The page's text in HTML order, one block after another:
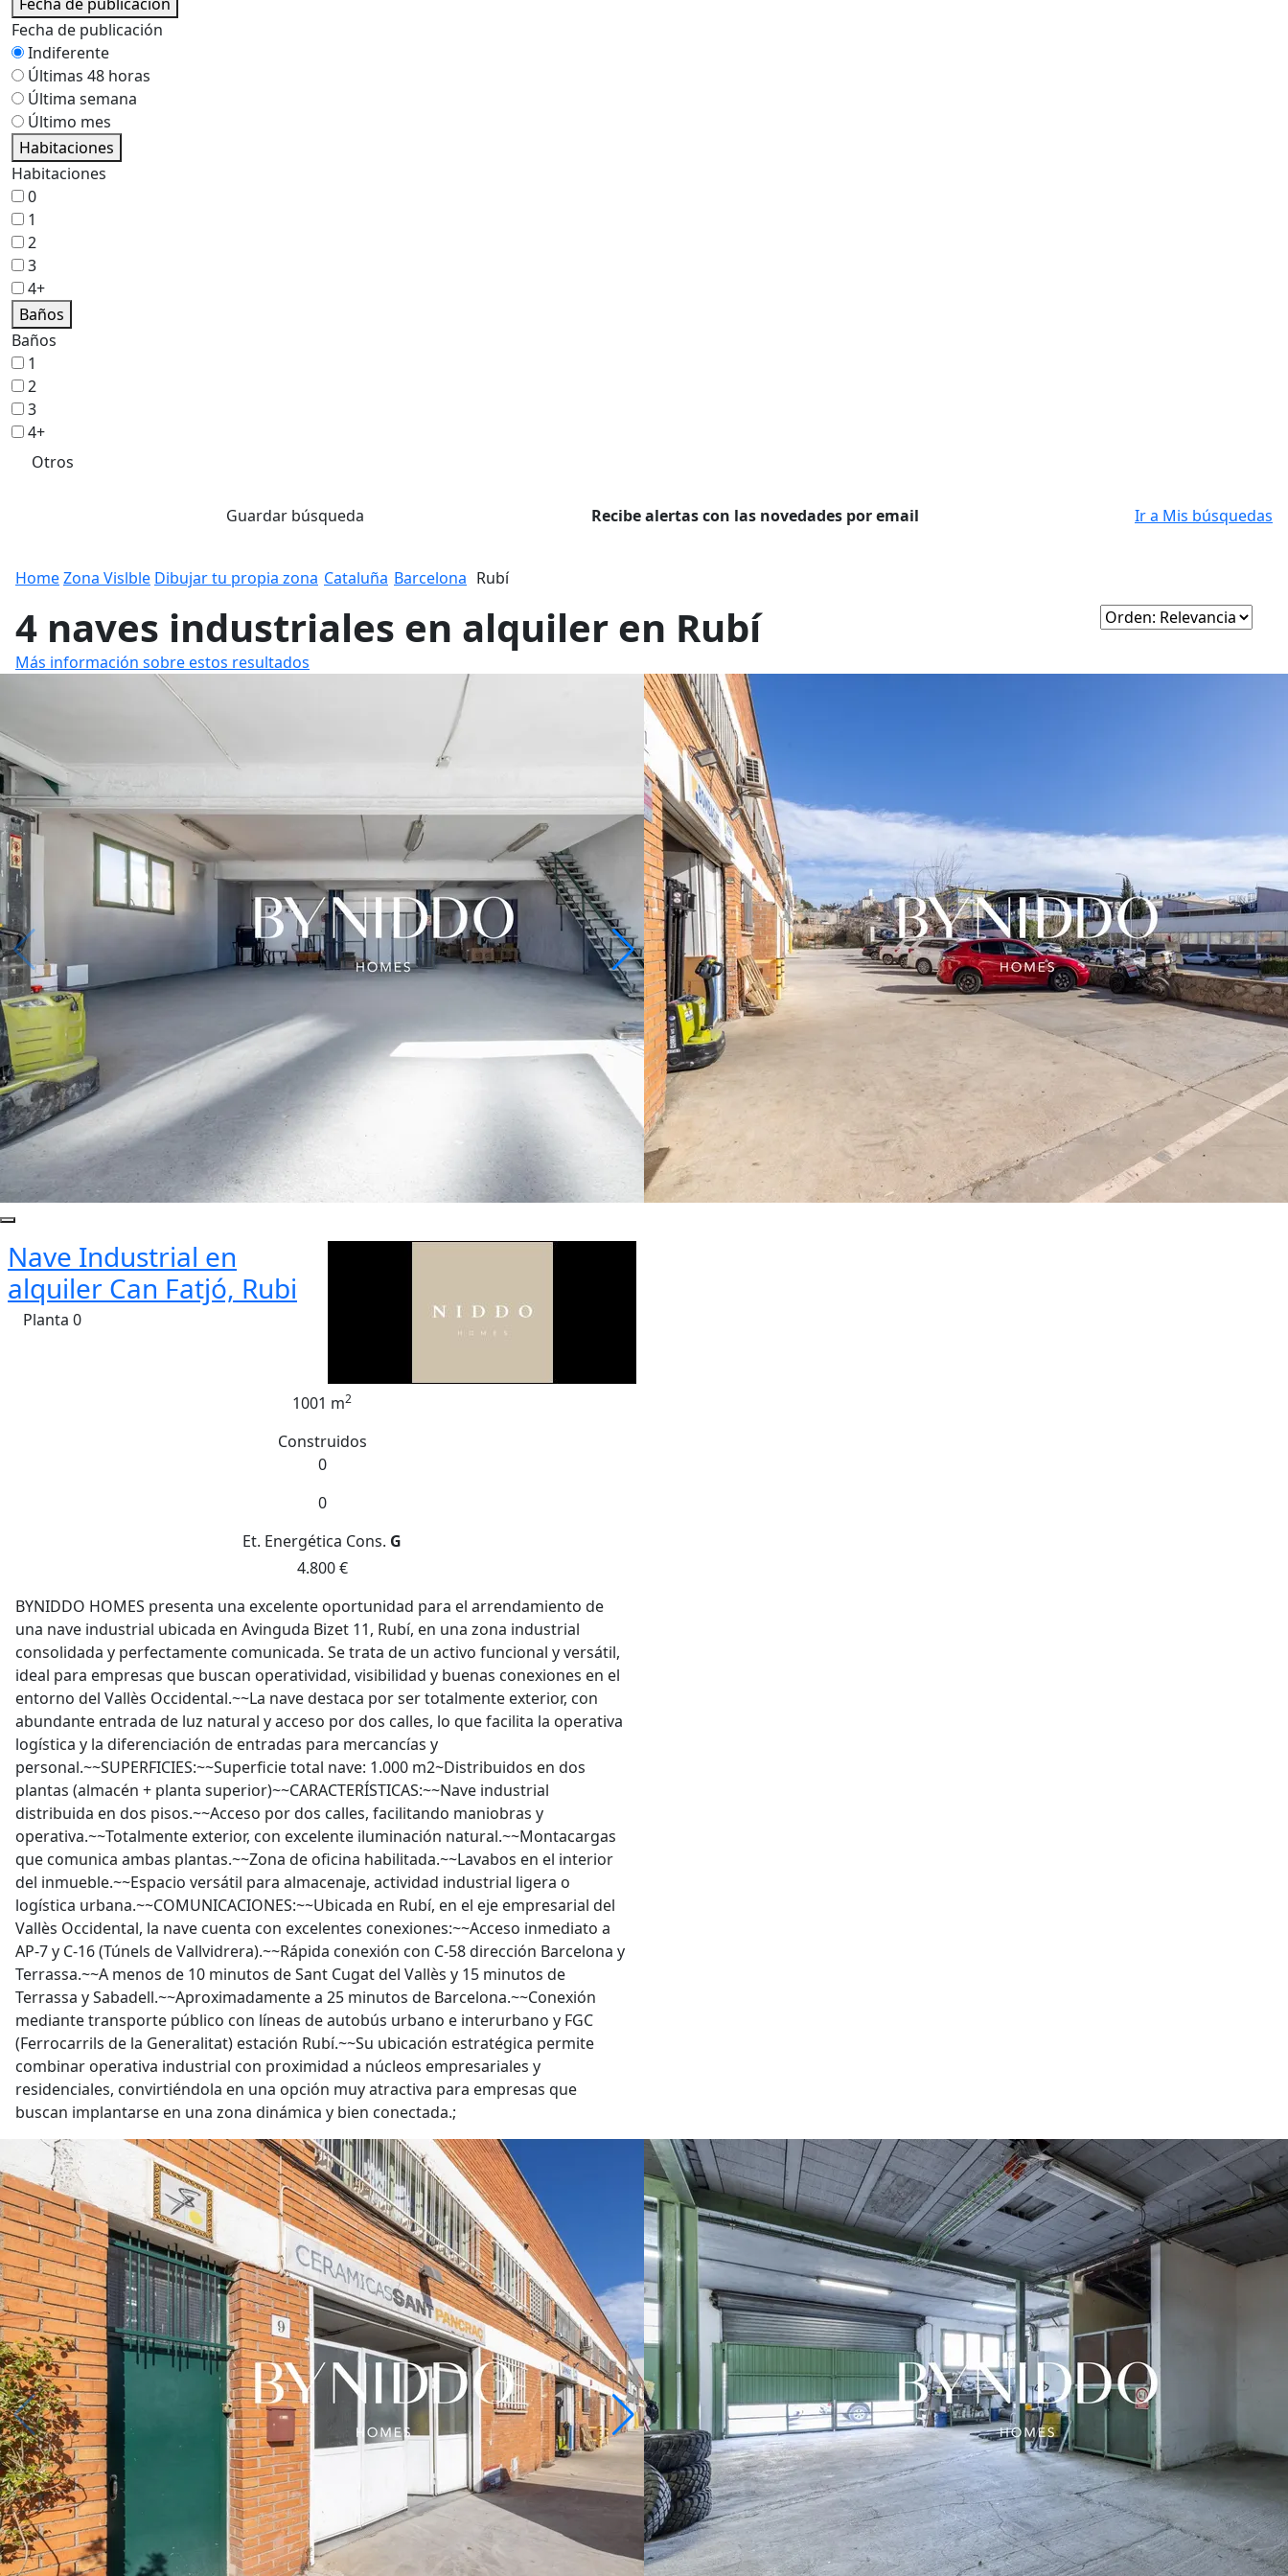
Fecha de publicación
Indiferente
Últimas 48 horas
Última semana
Último mes
Habitaciones
Habitaciones
0
1
2
3
4+
Baños
Baños
1
2
3
4+
Otros
Guardar búsqueda Recibe alertas con las novedades por email Ir a Mis búsquedas
HomeZona Vislble Dibujar tu propia zona Cataluña Barcelona Rubí
4 naves industriales en alquiler en Rubí
Más información sobre estos resultados
Nave Industrial en
alquiler Can Fatjó, Rubi
Planta 0
1001 m2
Construidos
0
0
Et. Energética Cons. G
4.800 €
BYNIDDO HOMES presenta una excelente oportunidad para el arrendamiento de
una nave industrial ubicada en Avinguda Bizet 11, Rubí, en una zona industrial
consolidada y perfectamente comunicada. Se trata de un activo funcional y versátil,
ideal para empresas que buscan operatividad, visibilidad y buenas conexiones en el
entorno del Vallès Occidental.~~La nave destaca por ser totalmente exterior, con
abundante entrada de luz natural y acceso por dos calles, lo que facilita la operativa
logística y la diferenciación de entradas para mercancías y
personal.~~SUPERFICIES:~~Superficie total nave: 1.000 m2~Distribuidos en dos
plantas (almacén + planta superior)~~CARACTERÍSTICAS:~~Nave industrial
distribuida en dos pisos.~~Acceso por dos calles, facilitando maniobras y
operativa.~~Totalmente exterior, con excelente iluminación natural.~~Montacargas
que comunica ambas plantas.~~Zona de oficina habilitada.~~Lavabos en el interior
del inmueble.~~Espacio versátil para almacenaje, actividad industrial ligera o
logística urbana.~~COMUNICACIONES:~~Ubicada en Rubí, en el eje empresarial del
Vallès Occidental, la nave cuenta con excelentes conexiones:~~Acceso inmediato a
AP-7 y C-16 (Túnels de Vallvidrera).~~Rápida conexión con C-58 dirección Barcelona y
Terrassa.~~A menos de 10 minutos de Sant Cugat del Vallès y 15 minutos de
Terrassa y Sabadell.~~Aproximadamente a 25 minutos de Barcelona.~~Conexión
mediante transporte público con líneas de autobús urbano e interurbano y FGC
(Ferrocarrils de la Generalitat) estación Rubí.~~Su ubicación estratégica permite
combinar operativa industrial con proximidad a núcleos empresariales y
residenciales, convirtiéndola en una opción muy atractiva para empresas que
buscan implantarse en una zona dinámica y bien conectada.;